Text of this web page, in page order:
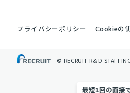
プライバシーポリシー Cookieの
© RECRUIT R&D
最短1回の面接